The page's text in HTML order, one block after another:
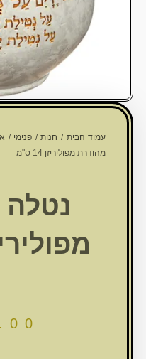
עמוד הבית/חנות/פנימי/אבי
מהודרת מפוליריזן 14 ס"מ
נטלה
מפוליריזן 14